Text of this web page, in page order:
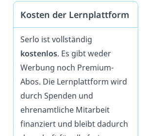
Kosten der Lernplattform
Serlo ist vollständig
kostenlos. Es gibt weder
Werbung noch Premium-
Abos. Die Lernplattform wird
durch Spenden und
ehrenamtliche Mitarbeit
finanziert und bleibt dadurch